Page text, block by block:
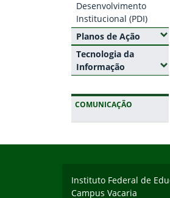
Desenvolvimento
Institucional (PDI)
Planos de Ação
Tecnologia da
Informação (Expandir
COMUNICAÇÃO
Instituto Federal de
Campus Vacaria